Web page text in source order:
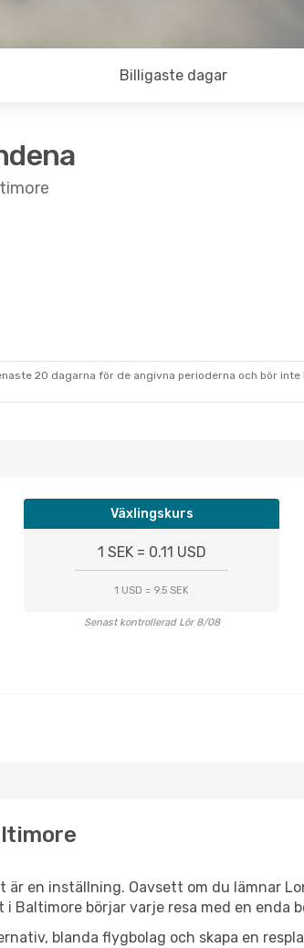
Billigaste dagar
20 dagarna för de angivna perioderna och bör
Växlingskurs
1 SEK = 0.11 USD
1 USD = 9.5 SEK
Senast kontrollerad Lör 8/08
är en inställning. Oavsett om du lämnar
Baltimore börjar varje resa med en enda
blanda flygbolag och skapa en